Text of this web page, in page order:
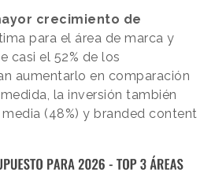
crecimiento de
para el área de marca y
casi el 52% de los
aumentarlo en comparación
la inversión también
(48%) y branded content